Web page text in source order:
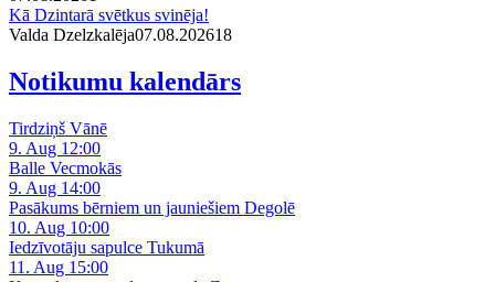
Kā Dzintarā svētkus svinēja!
Valda Dzelzkalēja07.08.202618
Notikumu kalendārs
Tirdziņš Vānē
9. Aug 12:00
Balle Vecmokās
9. Aug 14:00
Pasākums bērniem un jauniešiem Degolē
10. Aug 10:00
Iedzīvotāju sapulce Tukumā
11. Aug 15:00